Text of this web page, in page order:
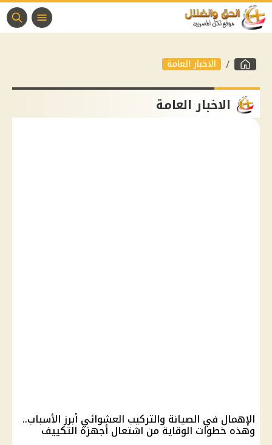
الاخبار العامة
الاخبار العامة
الإهمال في الصيانة والتركيب العشوائي أبرز الأسباب..
وهذه خطوات الوقاية من اشتعال أجهزة التكييف